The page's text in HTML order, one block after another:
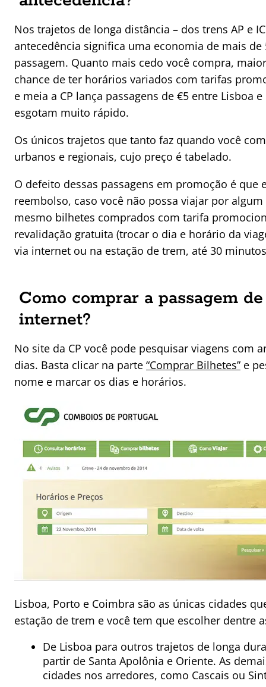
Nos trajetos de longa distância – dos trens AP e
antecedência significa uma economia de mais de
passagem. Quanto mais cedo você compra,
chance de ter horários variados com tarifas
e meia a CP lança passagens de €5 entre Lisboa
esgotam muito rápido.
Os únicos trajetos que tanto faz quando você
urbanos e regionais, cujo preço é tabelado.
O defeito dessas passagens em promoção é que
reembolso, caso você não possa viajar por
mesmo bilhetes comprados com tarifa
revalidação gratuita (trocar o dia e horário da
via internet ou na estação de trem, até 30
Como comprar a passagem
internet?
No site da CP você pode pesquisar viagens com
dias. Basta clicar na parte “Comprar Bilhetes” e
nome e marcar os dias e horários.
Lisboa, Porto e Coimbra são as únicas cidades
estação de trem e você tem que escolher dentre
De Lisboa para outros trajetos de longa
partir de Santa Apolônia e Oriente. As
cidades nos arredores, como Cascais ou